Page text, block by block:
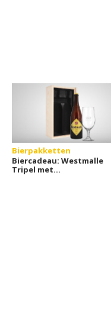
Bierpakketten
Biercadeau: Westmalle
Tripel met